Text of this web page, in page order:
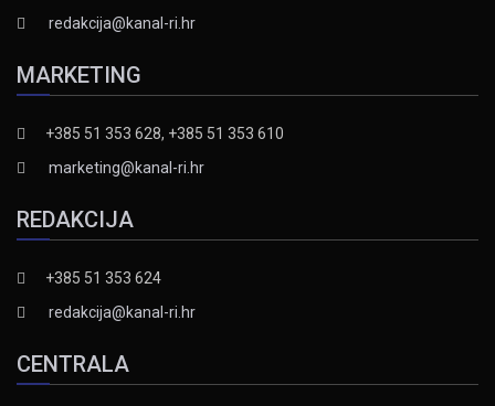
redakcija@kanal-ri.hr
MARKETING
+385 51 353 628, +385 51 353 610
marketing@kanal-ri.hr
REDAKCIJA
+385 51 353 624
redakcija@kanal-ri.hr
CENTRALA